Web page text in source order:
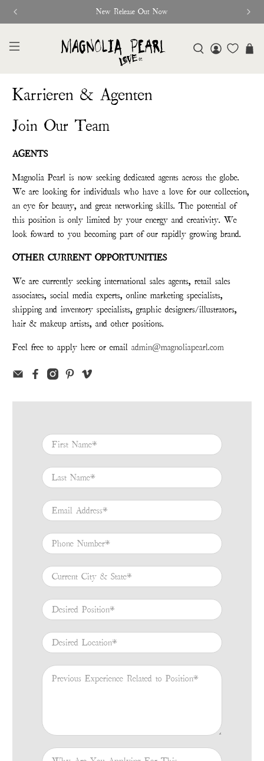
New Release Out Now
Karrieren & Agenten
Join Our Team
AGENTS
Magnolia Pearl is now seeking dedicated agents across the globe.
We are looking for individuals who have a love for our collection,
an eye for beauty, and great networking skills. The potential of
this position is only limited by your energy and creativity. We
look foward to you becoming part of our rapidly growing brand.
OTHER CURRENT OPPORTUNITIES
We are currently seeking international sales agents, retail sales
associates, social media experts, online marketing specialists,
shipping and inventory specialists, graphic designers/illustrators,
hair & makeup artists, and other positions.
Feel free to apply here or emailadmin@magnoliapearl.com
First Name*
Last Name*
Email Address*
Phone Number*
Current City & State*
Desired Position*
Desired Location*
Previous Experience Related to Position
Why Are You Applying For This Position